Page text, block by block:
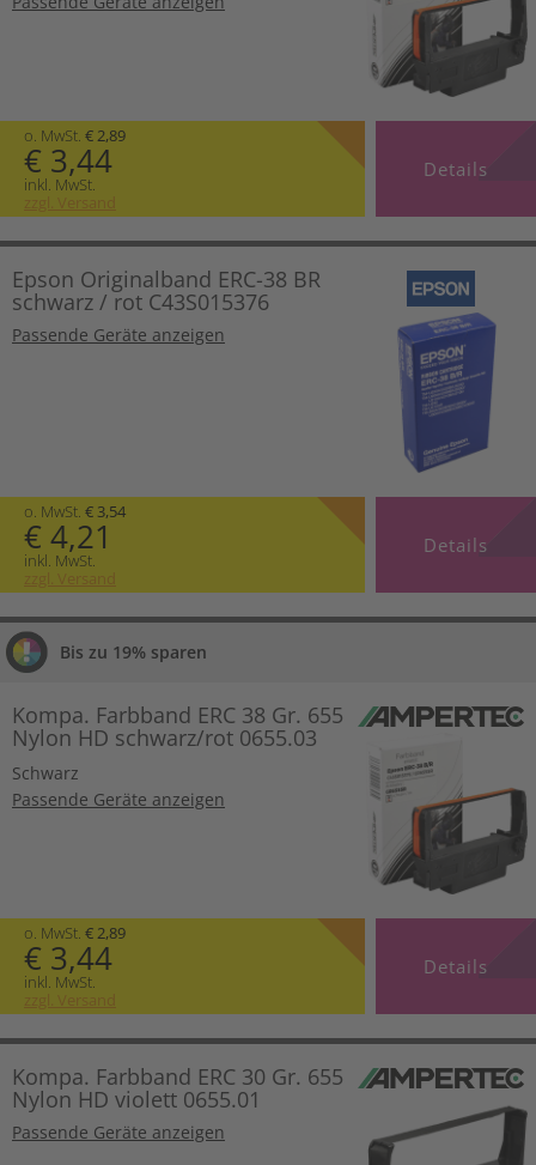
o. MwSt. € 2,89
€ 3,44
inkl. MwSt.
zzgl. Versand
Details
Epson Originalband ERC-38 BR
schwarz / rot C43S015376
Passende Geräte anzeigen
o. MwSt. € 3,54
€ 4,21
inkl. MwSt.
zzgl. Versand
Details
Bis zu 19% sparen
Kompa. Farbband ERC 38 Gr. 655
Nylon HD schwarz/rot 0655.03
Schwarz
Passende Geräte anzeigen
o. MwSt. € 2,89
€ 3,44
inkl. MwSt.
zzgl. Versand
Details
Kompa. Farbband ERC 30 Gr. 655
Nylon HD violett 0655.01
Passende Geräte anzeigen